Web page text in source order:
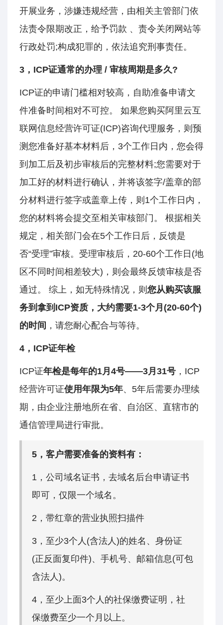
开展业务，涉嫌违规经营，由相关主管部门依
法责令限期改正，给予罚款 、责令关闭网站等
行政处罚;构成犯罪的，依法追究刑事责任。
3，ICP证通常的办理 / 审核周期是多久?
ICP证的申请门槛相对较高，自助准备申请文
件准备时间相对不可控。 如果您购买阿里云互
联⽹信息经营许可证(ICP)咨询代理服务，则预
测您准备好基本材料后，3个工作日内，您会得
到加工后及初步审核后的完整材料;您需要对于
加工好的材料进行确认，并将该签字/盖章的部
分材料进行签字或盖章上传，则1个工作日内，
您的材料将会提交至相关审核部门。 根据相关
规定，相关部门会在5个工作日后，反馈是
否“受理”审核。受理审核后，20-60个工作日(地
区不同时间相差较大)，则会最终反馈审核是否
通过。 综上，如无特殊情况，则 您从购买该服
务到拿到ICP资质，大约需要1-3个月(20-60个)
的时间 ，请您耐心配合与等待。
4，ICP证年检
ICP证年检是每年的1月4号——3月31号 ，ICP
经营许可证使用年限为5年、5年后需要办理续
期，由企业注册地所在省、自治区、直辖市的
通信管理局进行审批。
5，客户需要准备的资料有：
1，公司域名证书，去域名后台申请证书
即可，仅限一个域名。
2，带红章的营业执照扫描件
3，至少3个人(含法人)的姓名、身份证
(正反面复印件)、手机号、邮箱信息(可包
含法人)。
4，至少上面3个人的社保缴费证明，社
保缴费至少一个月以上。